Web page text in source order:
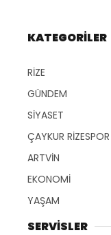
KATEGORİLER
RİZE
GÜNDEM
SİYASET
ÇAYKUR RİZESPOR
ARTVİN
EKONOMİ
YAŞAM
SERVİSLER